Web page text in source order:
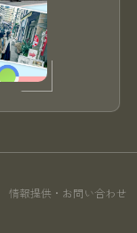
情報提供・お問い合わせ